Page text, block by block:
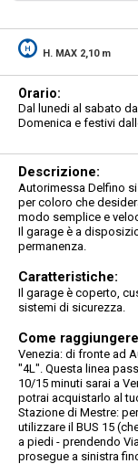
H. MAX 2,10 m
Orario:
Dal lunedi al sabato
Domenica e festivi
Descrizione:
Autorimessa Delfino
per coloro che
modo semplice e
Il garage è a
permanenza.
Caratteristiche:
Il garage è coperto,
sistemi di sicurezza.
Come
Venezia: di fronte ad
"4L". Questa linea
10/15 minuti sarai a
potrai acquistarlo al
Stazione di Mestre:
utilizzare il BUS 15
a piedi - prendendo
prosegue a sinistra